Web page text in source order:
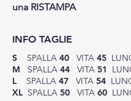
una RISTAMPA
INFO TAGLIE
S SPALLA 40 VITA 45
M SPALLA 44 VITA 51
L SPALLA 47 VITA 54
XL SPALLA 50 VITA 60